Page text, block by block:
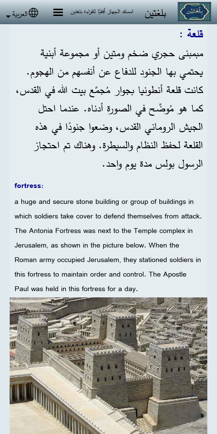
تجاوز إلى المحتوى الرئيسي
بلغتين امسك الجهاز أفقيًا للقراءة بلغتين العربية
قلعة :
مبمبنى حجري ضخم ومتين أو مجموعة أبنية
يحتمي بها الجنود للدفاع عن أنفسهم من الهجوم.
كانت قلعة أنطونيا بجوار مُجمَّع بيت الله في القدس،
كما هو مُوضَّح في الصورة أدناه. عندما احتل
الجيش الروماني القدس، وضعوا جنودًا في هذه
القلعة لحفظ النظام والسيطرة. وهناك تم احتجاز
الرسول بولس مدة يوم واحد.
fortress:
a huge and secure stone building or group of buildings in
which soldiers take cover to defend themselves from attack.
The Antonia Fortress was next to the Temple complex in
Jerusalem, as shown in the picture below. When the
Roman army occupied Jerusalem, they stationed soldiers in
this fortress to maintain order and control. The Apostle
Paul was held in this fortress for a day.